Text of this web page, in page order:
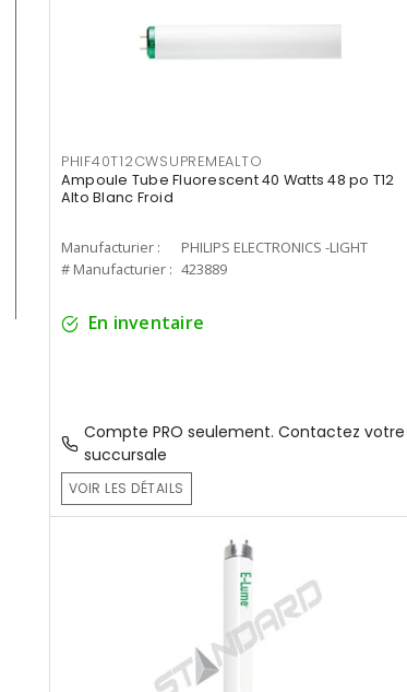
PHIF40T12CWSUPREMEALTO
Ampoule Tube Fluorescent 40 Watts 48 po T12
Alto Blanc Froid
Manufacturier :
PHILIPS ELECTRONICS -LIGHT
# Manufacturier : 423889
En inventaire
Compte PRO seulement. Contactez votre
succursale
VOIR LES DÉTAILS